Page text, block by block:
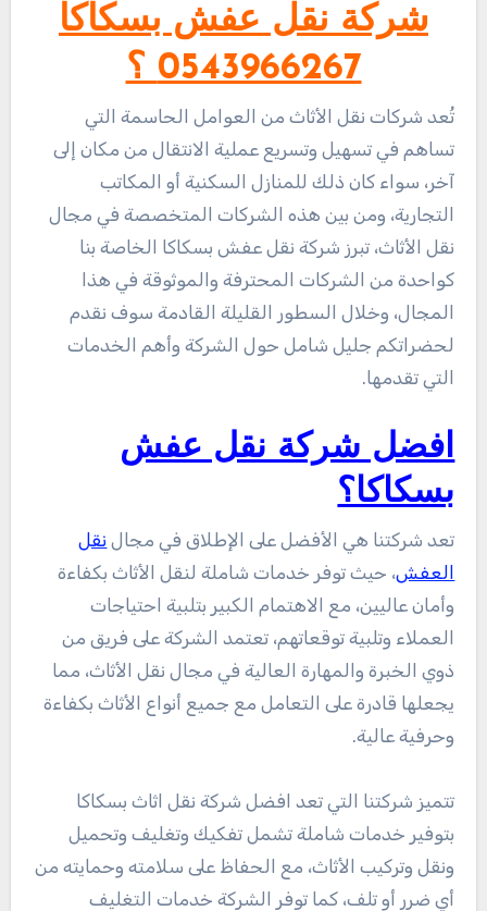
شركة نقل عفش بسكاكا
0543966267 ؟
تُعد شركات نقل الأثاث من العوامل الحاسمة التي
تساهم في تسهيل وتسريع عملية الانتقال من مكان إلى
آخر، سواء كان ذلك للمنازل السكنية أو المكاتب
التجارية، ومن بين هذه الشركات المتخصصة في مجال
نقل الأثاث، تبرز شركة نقل عفش بسكاكا الخاصة بنا
كواحدة من الشركات المحترفة والموثوقة في هذا
المجال، وخلال السطور القليلة القادمة سوف نقدم
لحضراتكم جليل شامل حول الشركة وأهم الخدمات
التي تقدمها.
افضل شركة نقل عفش
بسكاكا؟
تعد شركتنا هي الأفضل على الإطلاق في مجال نقل
العفش، حيث توفر خدمات شاملة لنقل الأثاث بكفاءة
وأمان عاليين، مع الاهتمام الكبير بتلبية احتياجات
العملاء وتلبية توقعاتهم، تعتمد الشركة على فريق من
ذوي الخبرة والمهارة العالية في مجال نقل الأثاث، مما
يجعلها قادرة على التعامل مع جميع أنواع الأثاث بكفاءة
وحرفية عالية.
تتميز شركتنا التي تعد افضل شركة نقل اثاث بسكاكا
بتوفير خدمات شاملة تشمل تفكيك وتغليف وتحميل
ونقل وتركيب الأثاث، مع الحفاظ على سلامته وحمايته من
أي ضرر أو تلف، كما توفر الشركة خدمات التغليف